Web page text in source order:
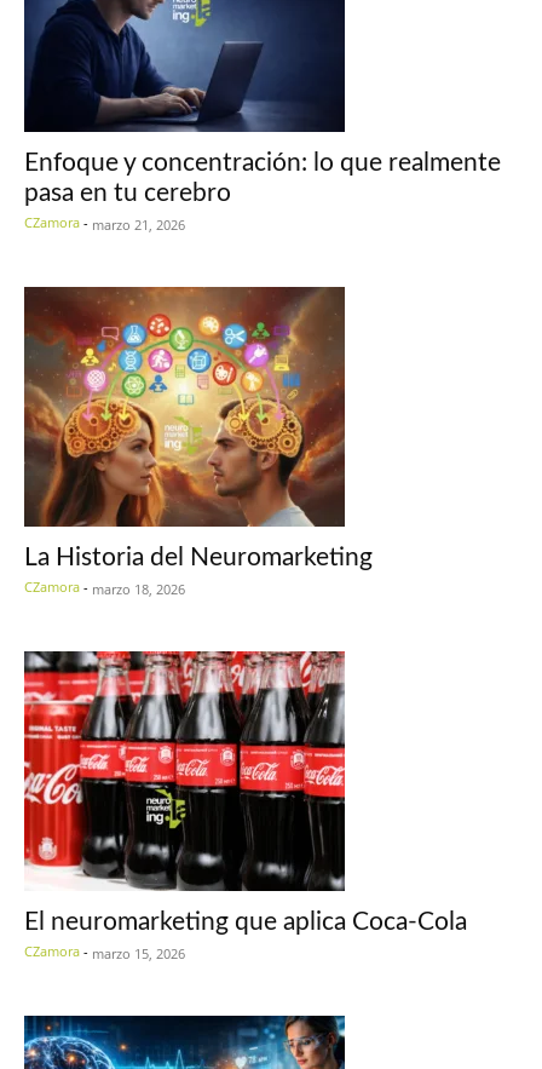
Enfoque y concentración: lo que realmente
pasa en tu cerebro
CZamora - marzo 21, 2026
La Historia del Neuromarketing
CZamora - marzo 18, 2026
El neuromarketing que aplica Coca-Cola
CZamora - marzo 15, 2026